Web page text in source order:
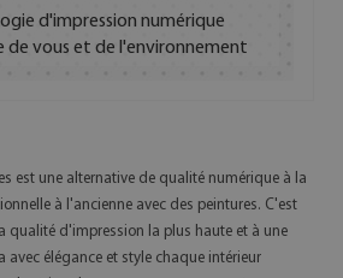
d'impression numérique
de vous et de l'environnement
est une alternative de qualité numérique à la
à l'ancienne avec des peintures. C'est
qualité d'impression la plus haute et à une
avec élégance et style chaque intérieur